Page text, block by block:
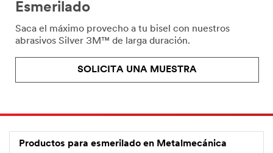
Esmerilado
Saca el máximo provecho a tu bisel con nuestros
abrasivos Silver 3M™ de larga duración.
SOLICITA UNA MUESTRA
Productos para esmerilado en Metalmecánica